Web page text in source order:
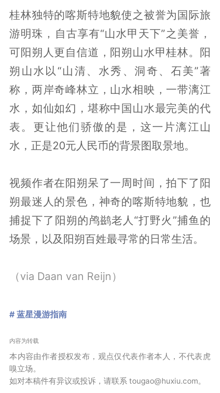
桂林独特的喀斯特地貌使之被誉为国际旅
游明珠，自古享有“山水甲天下”之美誉，
可阳朔人更自信道，阳朔山水甲桂林。阳
朔山水以“山清、水秀、洞奇、石美”著
称，两岸奇峰林立，山水相映，一带漓江
水，如仙如幻，堪称中国山水最完美的代
表。更让他们骄傲的是，这一片漓江山
水，正是20元人民币的背景图取景地。
视频作者在阳朔呆了一周时间，拍下了阳
朔最迷人的景色，神奇的喀斯特地貌，也
捕捉下了阳朔的鸬鹚老人“打野火”捕鱼的
场景，以及阳朔百姓最寻常的日常生活。
（via Daan van Reijn）
# 蓝星漫游指南
内容为转载
本内容由作者授权发布，观点仅代表作者本人，不代表虎
嗅立场。
如对本稿件有异议或投诉，请联系 tougao@huxiu.com。